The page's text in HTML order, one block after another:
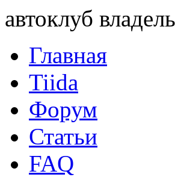
автоклуб
Главная
Tiida
Форум
Статьи
FAQ